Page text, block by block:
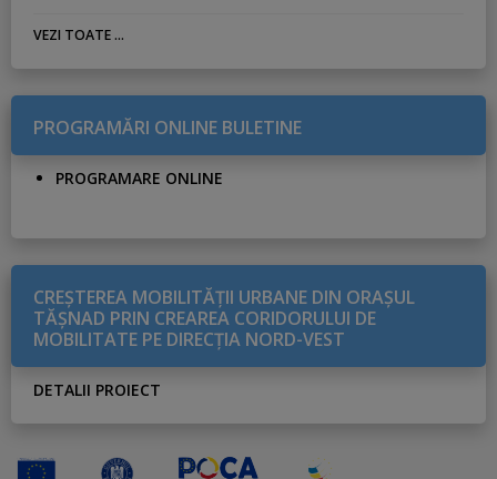
VEZI TOATE ...
PROGRAMĂRI ONLINE BULETINE
PROGRAMARE ONLINE
CREŞTEREA MOBILITĂŢII URBANE DIN ORAŞUL
TĂŞNAD PRIN CREAREA CORIDORULUI DE
MOBILITATE PE DIRECŢIA NORD-VEST
DETALII PROIECT